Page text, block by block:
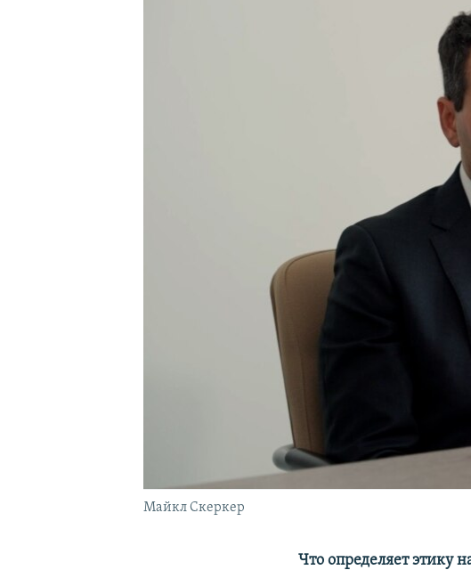
Майкл Скеркер
Что определяет этику